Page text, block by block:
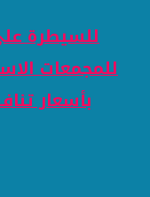
للسيطرة
للمجمعات
بأسعار